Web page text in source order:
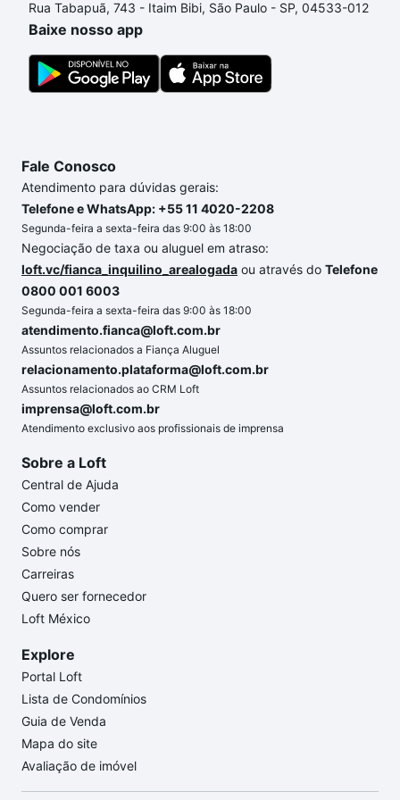
comprar um apartamento e conte com a gente para
comprar o imóvel dos seus sonhos com segurança e
conforto. Loft, com você até as chaves.
Rua Tabapuã, 743 - Itaim Bibi, São Paulo - SP, 04533-012
Baixe nosso app
Fale Conosco
Atendimento para dúvidas gerais:
Telefone e WhatsApp: +55 11 4020-2208
Segunda-feira a sexta-feira das 9:00 às 18:00
Negociação de taxa ou aluguel em atraso:
loft.vc/fianca_inquilino_arealogada ou através do Telefone
0800 001 6003
Segunda-feira a sexta-feira das 9:00 às 18:00
atendimento.fianca@loft.com.br
Assuntos relacionados a Fiança Aluguel
relacionamento.plataforma@loft.com.br
Assuntos relacionados ao CRM Loft
imprensa@loft.com.br
Atendimento exclusivo aos profissionais de imprensa
Sobre a Loft
Central de Ajuda
Como vender
Como comprar
Sobre nós
Carreiras
Quero ser fornecedor
Loft México
Explore
Portal Loft
Lista de Condomínios
Guia de Venda
Mapa do site
Avaliação de imóvel